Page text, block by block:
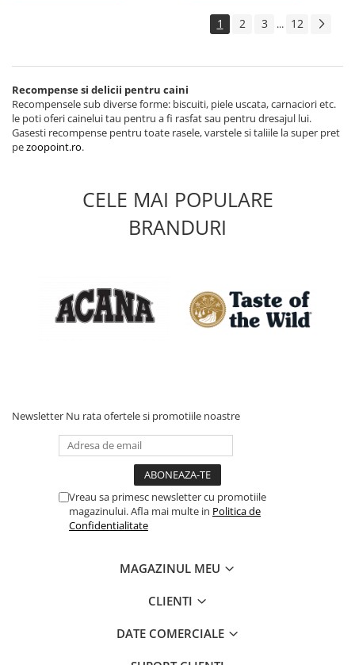
1 2 3 ... 12
Recompense si delicii pentru caini
Recompensele sub diverse forme: biscuiti, piele uscata, carnaciori etc.
le poti oferi cainelui tau pentru a fi rasfat sau pentru dresajul lui.
Gasesti recompense pentru toate rasele, varstele si taliile la super pret
pezoopoint.ro.
CELE MAI POPULARE
BRANDURI
Newsletter Nu rata ofertele si promotiile noastre
Vreau sa primesc newsletter cu promotiile
magazinului. Afla mai multe in Politica de
Confidentialitate
MAGAZINUL MEU
CLIENTI
DATE COMERCIALE